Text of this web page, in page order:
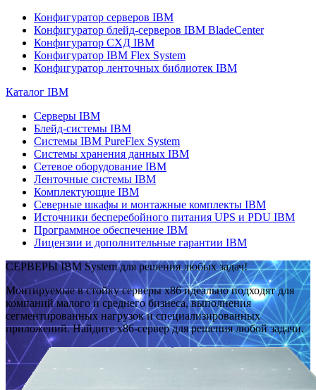
Конфигуратор серверов IBM
Конфигуратор блейд-серверов IBM BladeCenter
Конфигуратор СХД IBM
Конфигуратор IBM Flex System
Конфигуратор ленточных библиотек IBM
Каталог IBM
Серверы IBM
Блейд-системы IBM
Системы IBM PureFlex System
Системы хранения данных IBM
Сетевое оборудование IBM
Ленточные системы IBM
Комплектующие IBM
Северные шкафы и монтажные комплекты IBM
Источники бесперебойного питания UPS и PDU IBM
Программное обеспечение IBM
Лицензии и дополнительные гарантии IBM
СЕРВЕРЫ IBM System для решения любых задач!
Монтируемые в стойку серверы x86 идеально подходят для
компаний малого и среднего бизнеса, выполнения
сегментированных нагрузок и специализированных
приложений. Найдите x86-сервер для решения любой задачи.